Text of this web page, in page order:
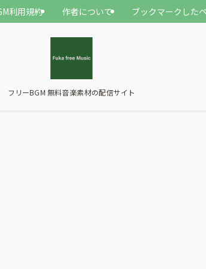
フリーBGM 無料音楽素材の配信サイト
利用規約 作者について ブックマークした